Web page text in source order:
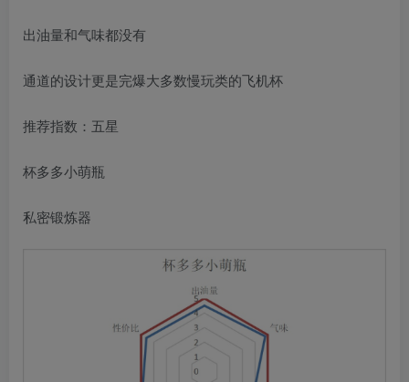
出油量和气味都没有
通道的设计更是完爆大多数慢玩类的飞机杯
推荐指数：五星
杯多多小萌瓶
私密锻炼器